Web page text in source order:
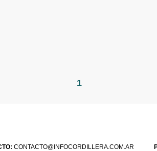
1
CONTACTO@INFOCORDILLERA.COM.AR